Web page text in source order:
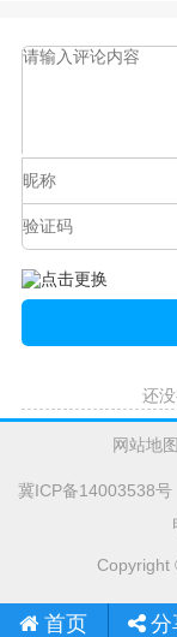
还
网站地图
冀ICP备14003538号
Copyright
首页 分